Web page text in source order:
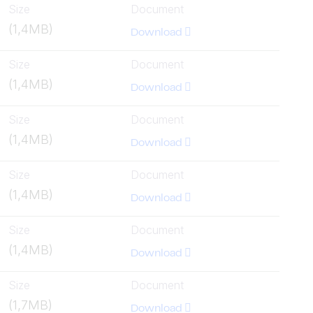
Size
(1,4MB)
Document
Download
Size
(1,4MB)
Document
Download
Size
(1,4MB)
Document
Download
Size
(1,4MB)
Document
Download
Size
(1,4MB)
Document
Download
Size
(1,7MB)
Document
Download